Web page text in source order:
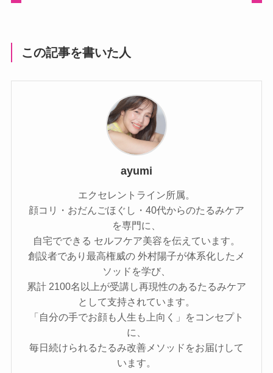
この記事を書いた人
ayumi
エクセレントライン所属。
顔コリ・おだんごほぐし・40代からのたるみケア
を専門に、
自宅でできる セルフケア美容を伝えています。
創設者であり最高権威の 外村陽子が体系化したメ
ソッドを学び、
累計 2100名以上が受講し再現性のあるたるみケア
として支持されています。
「自分の手でお顔も人生も上向く」をコンセプト
に、
毎日続けられるたるみ改善メソッドをお届けして
います。